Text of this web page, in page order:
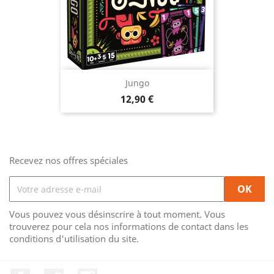
Jungo
Prix
12,90 €
Recevez nos offres spéciales
Vous pouvez vous désinscrire à tout moment. Vous
trouverez pour cela nos informations de contact dans les
conditions d'utilisation du site.